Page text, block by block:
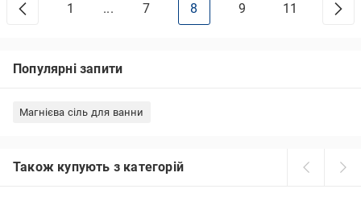
1 ... 7 8 9 11
Популярні запити
Магнієва сіль для ванни
Також купують з категорій